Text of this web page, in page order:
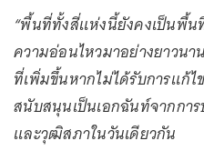
“พื้นที่ทั้งสี่แห่งนี้ยังคงเป็นพื้น
ความอ่อนไหวมาอย่างยาวน
ที่เพิ่มขึ้นหากไม่ได้รับการแก้
สนับสนุนเป็นเอกฉันท์จากกา
และวุฒิสภาในวันเดียวกัน